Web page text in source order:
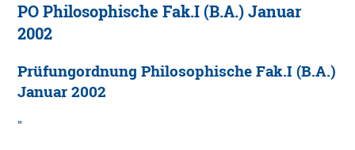
PO Philosophische Fak.I (B.A.) Januar
2002
Prüfungordnung Philosophische Fak.I (B.A.)
Januar 2002